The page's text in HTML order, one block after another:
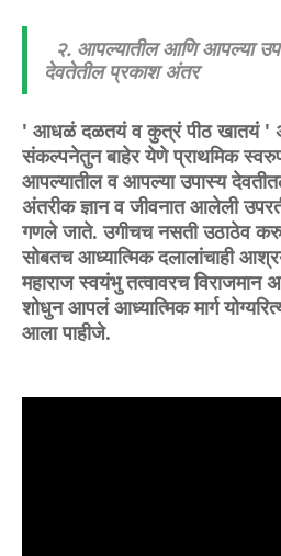
२. आपल्यातील आणि आपल्या
देवतेतील प्रकाश अंतर
' आधळं दळतयं व कुत्रं पीठ खातयं '
संकल्पनेतुन बाहेर येणे प्राथमिक
आपल्यातील व आपल्या उपास्य
अंतरीक ज्ञान व जीवनात आलेली
गणले जाते. उगीचच नसती उठाठेव करुन
सोबतच आध्यात्मिक दलालांचाही
महाराज स्वयंभु तत्वावरच विराजमान
शोधुन आपलं आध्यात्मिक मार्ग
आला पाहीजे.